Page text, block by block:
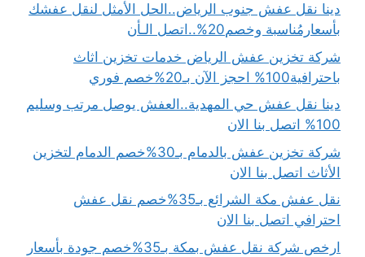
دينا نقل عفش جنوب الرياض..الحل الأمثل لنقل عفشك
بأسعارمُناسبة وخصم20%..اتصل الـأن
شركة تخزين عفش الرياض خدمات تخزين اثاث
باحترافية100% احجز الآن بـ20%خصم فوري
دينا نقل عفش حي المهدية..العفش يوصل مرتب وسليم
100% اتصل بنا الان
شركة تخزين عفش بالدمام بـ30%خصم الدمام لتخزين
الأثاث اتصل بنا الان
نقل عفش مكة الشرائع بـ35%خصم نقل عفش
احترافي اتصل بنا الان
ارخص شركة نقل عفش بمكة بـ35%خصم جودة بأسعار